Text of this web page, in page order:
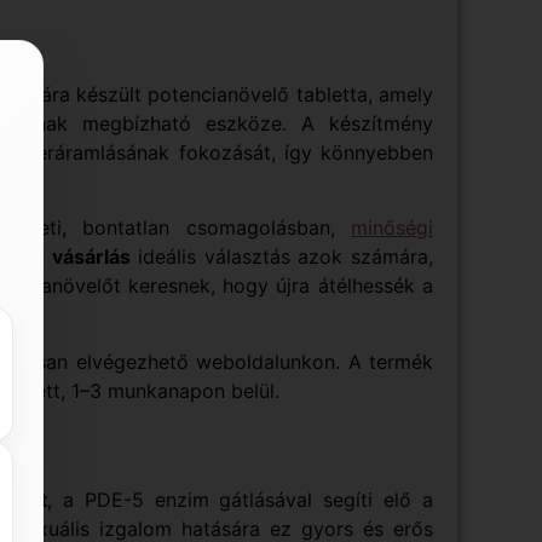
készült potencianövelő tabletta, amely
megbízható eszköze. A készítmény
véráramlásának fokozását, így könnyebben
bontatlan csomagolásban, minőségi
mg vásárlás ideális választás azok számára,
keresnek, hogy újra átélhessék a
elvégezhető weboldalunkon. A termék
1–3 munkanapon belül.
, a PDE-5 enzim gátlásával segíti elő a
izgalom hatására ez gyors és erős